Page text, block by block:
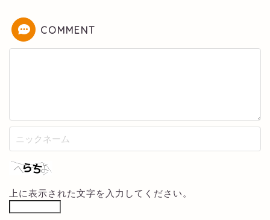
COMMENT
上に表示された文字を入力してください。